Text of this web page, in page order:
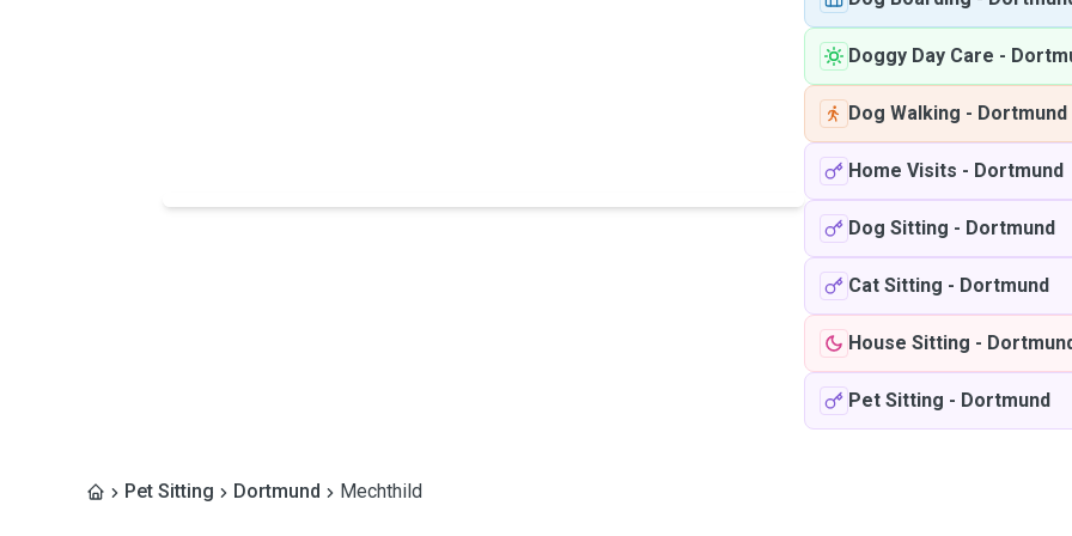
Doggy Day Care -
Dog Walking - Dortmund
Home Visits - Dortmund
Dog Sitting - Dortmund
Cat Sitting - Dortmund
House Sitting -
Pet Sitting - Dortmund
Pet Sitting Dortmund Mechthild